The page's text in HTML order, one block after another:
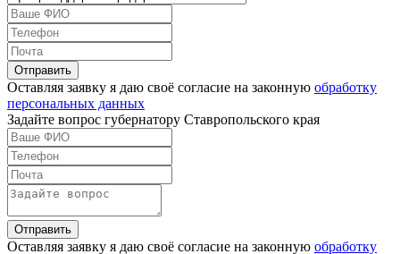
Оставляя заявку я даю своё согласие на законную обработку
персональных данных
Задайте вопрос губернатору Ставропольского края
Оставляя заявку я даю своё согласие на законную обработку